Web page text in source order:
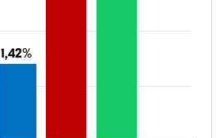
1,42%
1,42%